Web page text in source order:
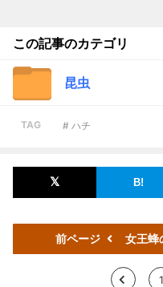
この記事のカテゴリ
昆虫
TAG # ハチ
前ページ 女王蜂
< 1